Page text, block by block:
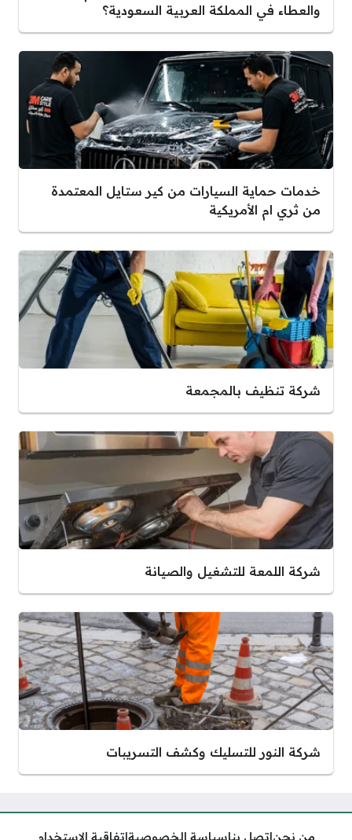
والعطاء في المملكة العربية السعودية؟
خدمات حماية السيارات من كير ستايل المعتمدة
من ثري ام الأمريكية
شركة تنظيف بالمجمعة
شركة اللمعة للتشغيل والصيانة
شركة النور للتسليك وكشف التسريبات
من نحناتصل بناسياسة الخصوصيةاتفاقية الاستخدام